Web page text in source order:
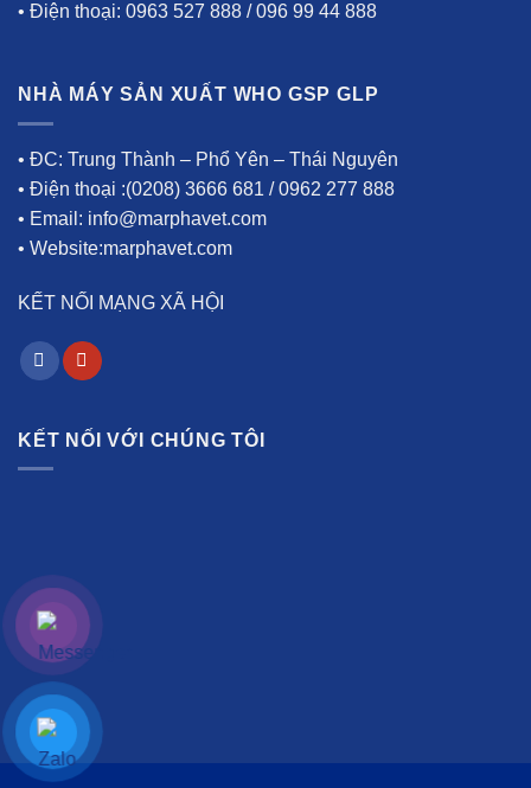
• Điện thoại: 0963 527 888 / 096 99 44 888
NHÀ MÁY SẢN XUẤT WHO GSP GLP
• ĐC: Trung Thành – Phổ Yên – Thái Nguyên
• Điện thoại :(0208) 3666 681 / 0962 277 888
• Email: info@marphavet.com
• Website:marphavet.com
KẾT NỐI MẠNG XÃ HỘI
KẾT NỐI VỚI CHÚNG TÔI